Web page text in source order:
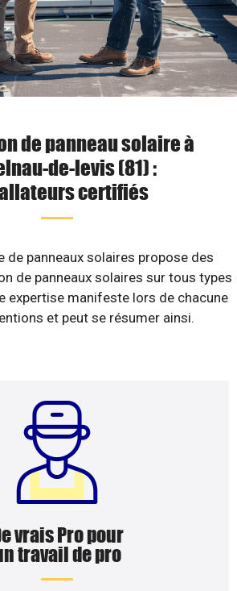
de panneau solaire à
de-levis (81) :
certifiés
de panneaux solaires propose des
de panneaux solaires sur tous types
expertise manifeste lors de chacune
et peut se résumer ainsi.
vrais Pro pour
travail de pro